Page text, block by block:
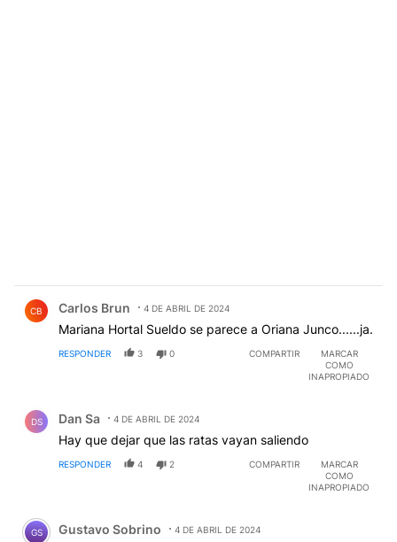
CB Carlos Brun 4 DE ABRIL DE 2024
Mariana Hortal Sueldo se parece a Oriana Junco......ja.
RESPONDER 3 0 COMPARTIR
MARCAR
COMO
INAPROPIADO
DS Dan Sa 4 DE ABRIL DE 2024
Hay que dejar que las ratas vayan saliendo
RESPONDER 4 2 COMPARTIR
MARCAR
COMO
INAPROPIADO
Comentario de Gustavo Sobrino.
GS Gustavo Sobrino 4 DE ABRIL DE 2024